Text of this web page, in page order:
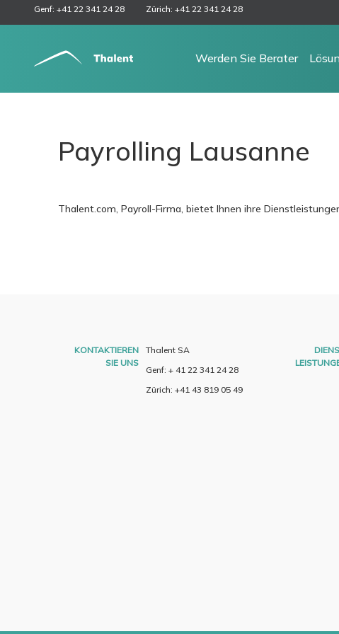
Genf: +41 22 341 24 28 Zürich: +41 22 341 24 28
Werden Sie Berater
Payrolling Lausanne
Thalent.com, Payroll-Firma, bietet Ihnen ihre
KONTAKTIEREN
SIE UNS
Thalent SA
Genf: + 41 22 341 24 28
Zürich: +41 43 819 05 49